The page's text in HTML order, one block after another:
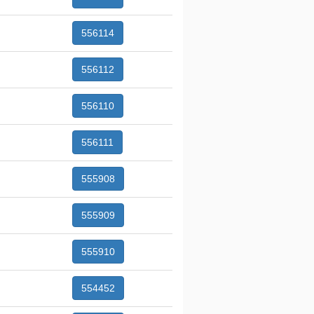
556114
556112
556110
556111
555908
555909
555910
554452